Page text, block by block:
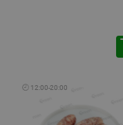
🕘 12:00-20:00